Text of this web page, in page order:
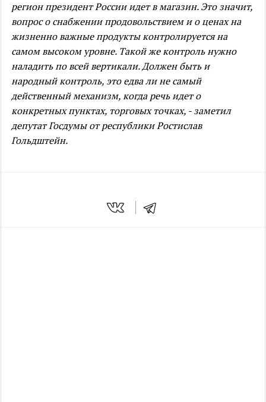
регион президент России идет в магазин. Это значит,
вопрос о снабжении продовольствием и о ценах на
жизненно важные продукты контролируется на
самом высоком уровне. Такой же контроль нужно
наладить по всей вертикали. Должен быть и
народный контроль, это едва ли не самый
действенный механизм, когда речь идет о
конкретных пунктах, торговых точках, - заметил
депутат Госдумы от республики Ростислав
Гольдштейн.